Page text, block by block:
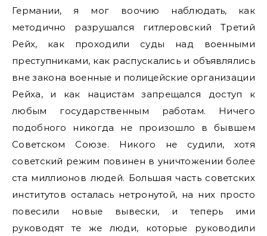
Германии, я мог воочию наблюдать, как
методично разрушался гитлеровский Третий
Рейх, как проходили суды над военными
преступниками, как распускались и объявлялись
вне закона военные и полицейские организации
Рейха, и как нацистам запрещался доступ к
любым государственным работам. Ничего
подобного никогда не произошло в бывшем
Советском Союзе. Никого не судили, хотя
советский режим повинен в уничтожении более
ста миллионов людей. Большая часть советских
институтов осталась нетронутой, на них просто
повесили новые вывески, и теперь ими
руководят те же люди, которые руководили